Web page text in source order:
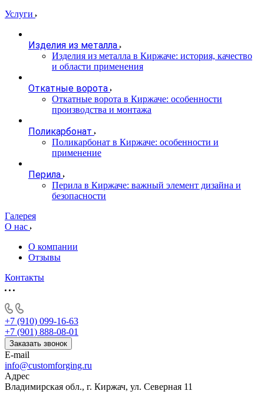
Услуги
Изделия из металла
Изделия из металла в Киржаче: история, качество
и области применения
Откатные ворота
Откатные ворота в Киржаче: особенности
производства и монтажа
Поликарбонат
Поликарбонат в Киржаче: особенности и
применение
Перила
Перила в Киржаче: важный элемент дизайна и
безопасности
Галерея
О нас
О компании
Отзывы
Контакты
+7 (910) 099-16-63
+7 (901) 888-08-01
Заказать звонок
E-mail
info@customforging.ru
Адрес
Владимирская обл., г. Киржач, ул. Северная 11